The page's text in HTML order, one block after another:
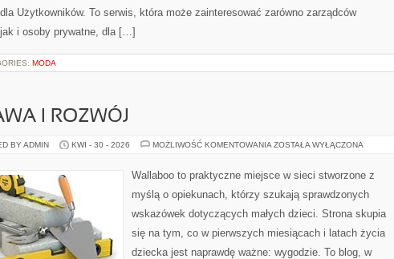
Użytkowników. To serwis, która może zainteresować zarówno zarządców
i osoby prywatne, dla […]
MODA
I ROZWÓJ
BY ADMIN KWI - 30 - 2026 MOŻLIWOŚĆ KOMENTOWANIA ZABAWA
ZOSTAŁA WYŁĄCZONA
Wallaboo to praktyczne miejsce w sieci stworzone z
myślą o opiekunach, którzy szukają sprawdzonych
wskazówek dotyczących małych dzieci. Strona skupia
się na tym, co w pierwszych miesiącach i latach życia
dziecka jest naprawdę ważne: wygodzie. To blog, w